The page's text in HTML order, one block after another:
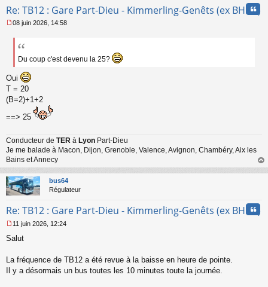
Re: TB12 : Gare Part-Dieu - Kimmerling-Genêts (ex BHNS)
e
n
o
l
08 juin 2026, 14:58
Du coup c'est devenu la 25?
Oui
T = 20
(B=2)+1+2
==> 25
Conducteur de TER à Lyon Part-Dieu
Je me balade à Macon, Dijon, Grenoble, Valence, Avignon, Chambéry, Aix les
Bains et Annecy
au
bus64
Régulateur
Re: TB12 : Gare Part-Dieu - Kimmerling-Genêts (ex BHNS)
e
s
g
11 juin 2026, 12:24
Salut
La fréquence de TB12 a été revue à la baisse en heure de pointe.
Il y a désormais un bus toutes les 10 minutes toute la journée.